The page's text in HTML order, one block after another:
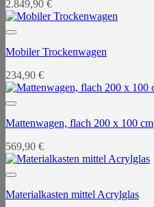
2.849,90 €
Mobiler Trockenwagen
234,90 €
Mattenwagen, flach 200 x 100 cm
569,90 €
Materialkasten mittel Acrylglas